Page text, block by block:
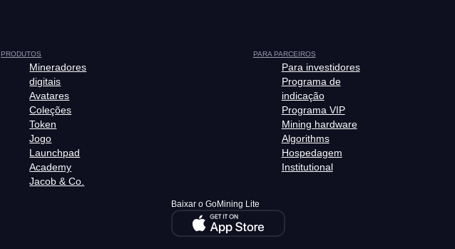
PRODUTOS
Mineradores
digitais
Avatares
Coleções
Token
Jogo
Launchpad
Academy
Jacob & Co.
PARA PARCEIROS
Para investidores
Programa de
indicação
Programa VIP
Mining hardware
Algorithms
Hospedagem
Institutional
Baixar o GoMining Lite